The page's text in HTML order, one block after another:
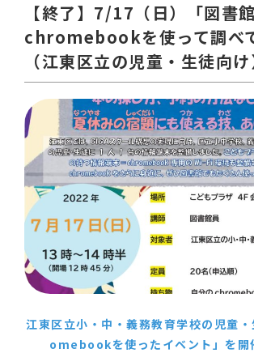
【終了】7/17（日）「図書
chromebookを使って調べ
（江東区立の児童・生徒向け
江東区立小・中・義務教育学校の児童
omebookを使ったイベント」を開